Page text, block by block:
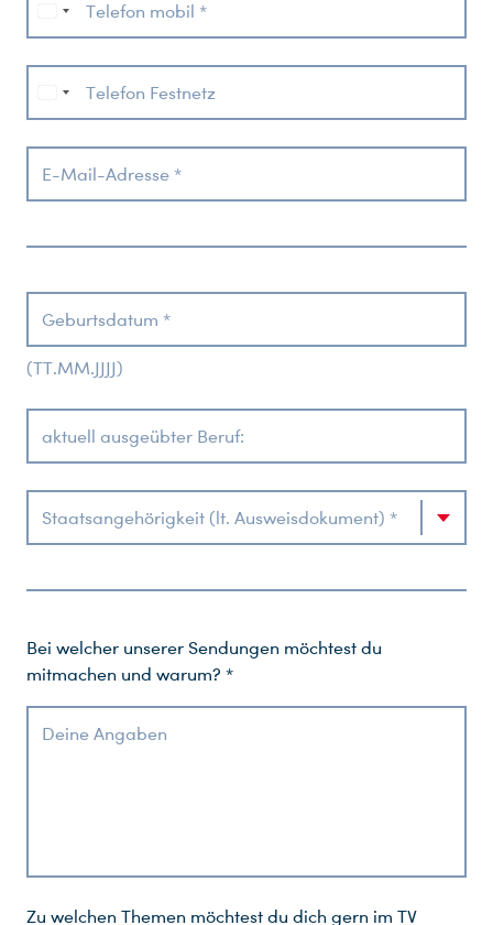
Telefon mobil *
Telefon Festnetz
E-Mail-Adresse *
Geburtsdatum *
(TT.MM.JJJJ)
aktuell ausgeübter Beruf:
Staatsangehörigkeit (lt. Ausweisdokument) *
Bei welcher unserer Sendungen möchtest du
mitmachen und warum? *
Deine Angaben
Zu welchen Themen möchtest du dich gern im TV